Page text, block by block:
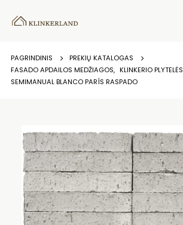
PAGRINDINIS
PREKIŲ KATALOGAS
FASADO APDAILOS MEDŽIAGOS, KLINKERIO PLYTELĖS
SEMIMANUAL BLANCO PARÍS RASPADO